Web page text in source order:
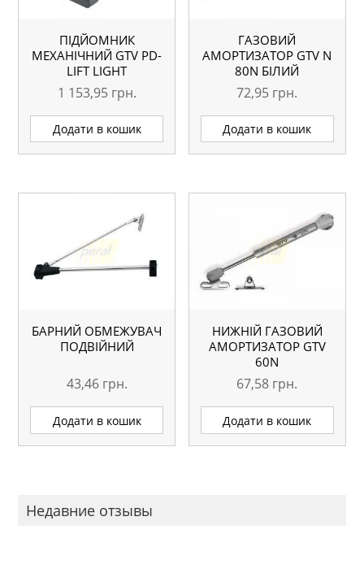
ПІДЙОМНИК
МЕХАНІЧНИЙ GTV PD-
LIFT LIGHT
1 153,95 грн.
Додати в кошик
ГАЗОВИЙ
АМОРТИЗАТОР GTV N
80N БІЛИЙ
72,95 грн.
Додати в кошик
БАРНИЙ ОБМЕЖУВАЧ
ПОДВІЙНИЙ
43,46 грн.
Додати в кошик
НИЖНІЙ ГАЗОВИЙ
АМОРТИЗАТОР GTV
60N
67,58 грн.
Додати в кошик
Недавние отзывы